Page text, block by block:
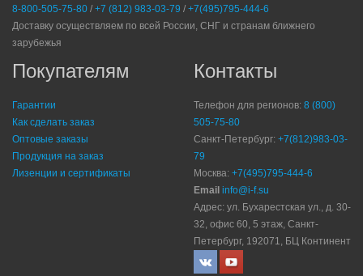
8-800-505-75-80 / +7 (812) 983-03-79 / +7(495)795-444-6
Доставку осуществляем по всей России, СНГ и странам ближнего
зарубежья
Покупателям
Гарантии
Как сделать заказ
Оптовые заказы
Продукция на заказ
Лизенции и сертификаты
Контакты
Телефон для регионов: 8 (800)
505-75-80
Санкт-Петербург: +7(812)983-03-
79
Москва: +7(495)795-444-6
Email info@i-f.su
Адрес: ул. Бухарестская ул., д. 30-
32, офис 60, 5 этаж, Санкт-
Петербург, 192071, БЦ Континент